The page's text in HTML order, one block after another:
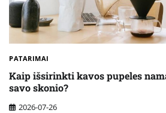
PATARIMAI
Kaip išsirinkti kavos pupeles
savo skonio?
2026-07-26